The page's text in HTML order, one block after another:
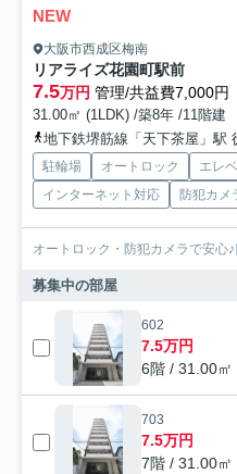
NEW
大阪市西成区梅南
リアライズ花園町駅前
7.5万円 管理/共益費7,000円
31.00㎡ (1LDK) /築8年 /11階建
地下鉄堺筋線「天下茶屋」駅
駐輪場 オートロック エレ
インターネット対応
防犯カメ
オートロック・防犯カメラで安心
募集中の部屋
602
7.5万円
6階 / 31.00㎡
703
7.5万円
7階 / 31.00㎡